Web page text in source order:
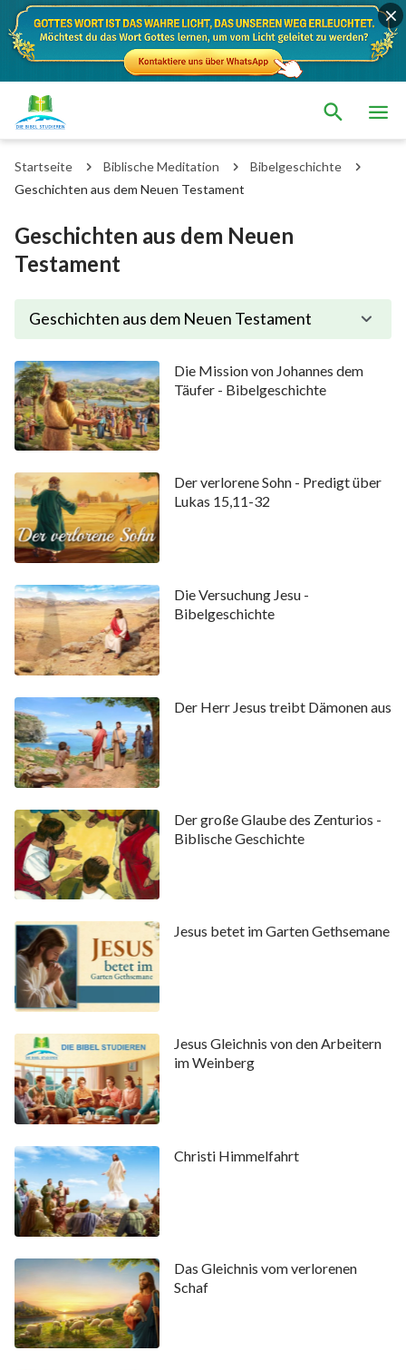
Startseite Biblische Meditation
Bibelgeschichte
Geschichten aus dem Neuen Testament
Geschichten aus dem Neuen
Testament
Geschichten aus dem Neuen Testament
Die Mission von Johannes dem
Täufer - Bibelgeschichte
Der verlorene Sohn - Predigt über
Lukas 15,11-32
Die Versuchung Jesu -
Bibelgeschichte
Der Herr Jesus treibt Dämonen aus
Der große Glaube des Zenturios -
Biblische Geschichte
Jesus betet im Garten Gethsemane
Jesus Gleichnis von den Arbeitern
im Weinberg
Christi Himmelfahrt
Das Gleichnis vom verlorenen
Schaf